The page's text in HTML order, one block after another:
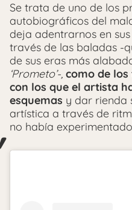
Se trata de uno de los
autobiográficos del
deja adentrarnos en
través de las baladas -
de sus eras más
‘Prometo’-, como de
con los que el artista
esquemas y dar rienda
artística a través de
no había